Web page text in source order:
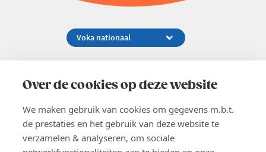
Over de cookies op deze website
We maken gebruik van cookies om gegevens m.b.t.
de prestaties en het gebruik van deze website te
verzamelen & analyseren, om sociale
02 229 81 11